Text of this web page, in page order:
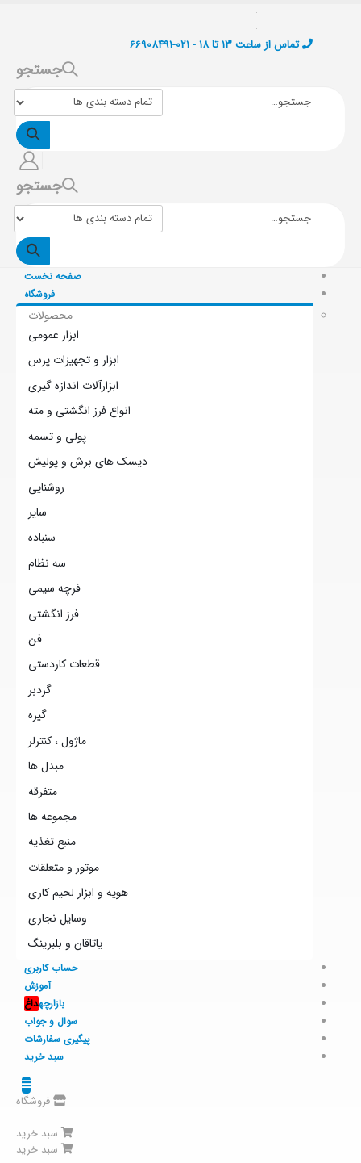
تماس از ساعت 13 تا 18 - 021-66908491
جستجو
جستجو
صفحه نخست
فروشگاه
محصولات
ابزار عمومی
ابزار و تجهیزات پرس
ابزارآلات اندازه گیری
انواع فرز انگشتی و مته
پولی و تسمه
دیسک های برش و پولیش
روشنایی
سایر
سنباده
سه نظام
فرچه سیمی
فرز انگشتی
فن
قطعات کاردستی
گردبر
گیره
ماژول ، کنترلر
مبدل ها
متفرقه
مجموعه ها
منبع تغذیه
موتور و متعلقات
هویه و ابزار لحیم کاری
وسایل نجاری
یاتاقان و بلبرینگ
حساب کاربری
آموزش
بازارچهداغ
سوال و جواب
پیگیری سفارشات
سبد خرید
فروشگاه
سبد خرید
سبد خرید